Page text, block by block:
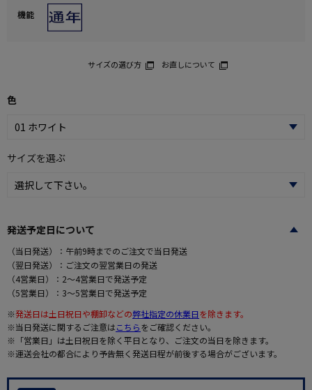
機能
サイズの選び方 お直しについて
色
サイズを選ぶ
発送予定日について
（当日発送）：午前9時までのご注文で当日発送
（翌日発送）：ご注文の翌営業日の発送
（4営業日）：2～4営業日で発送予定
（5営業日）：3～5営業日で発送予定
※発送日は土日祝日や棚卸などの弊社指定の休業日を除きます。
※当日発送に関するご注意はこちらをご確認ください。
※「営業日」は土日祝日を除く平日となり、ご注文の当日を除きます。
※運送会社の都合により予告無く発送日程が前後する場合がございます。